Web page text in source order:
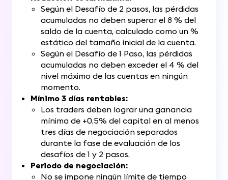
Según el Desafío de 2 pasos, las pérdidas
acumuladas no deben superar el 8 % del
saldo de la cuenta, calculado como un %
estático del tamaño inicial de la cuenta.
Según el Desafío de 1 Paso, las pérdidas
acumuladas no deben exceder el 4 % del
nivel máximo de las cuentas en ningún
momento.
Mínimo 3 días rentables:
Los traders deben lograr una ganancia
mínima de +0,5% del capital en al menos
tres días de negociación separados
durante la fase de evaluación de los
desafíos de 1 y 2 pasos.
Periodo de negociación:
No se impone ningún límite de tiempo